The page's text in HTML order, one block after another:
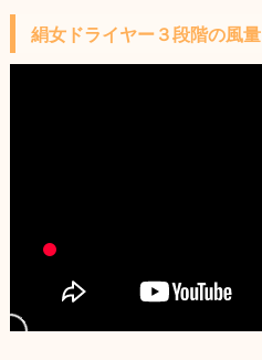
絹女ドライヤー３段階の風量